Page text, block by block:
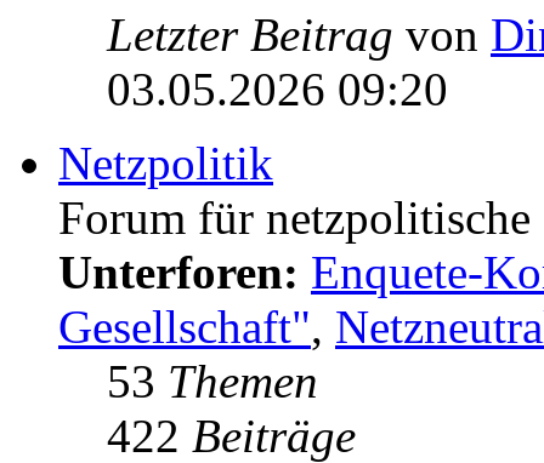
Letzter Beitrag von
03.05.2026 09:20
Netzpolitik
Forum für
Unterforen: Enquete-
Gesellschaft",
53 Themen
422 Beiträge